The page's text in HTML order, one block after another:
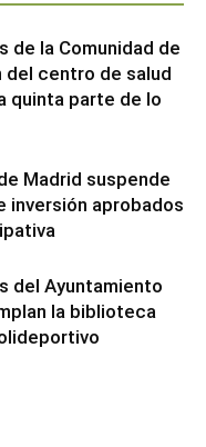
de la Comunidad de
del centro de salud
quinta parte de lo
Madrid suspende
inversión aprobados
del Ayuntamiento
la biblioteca